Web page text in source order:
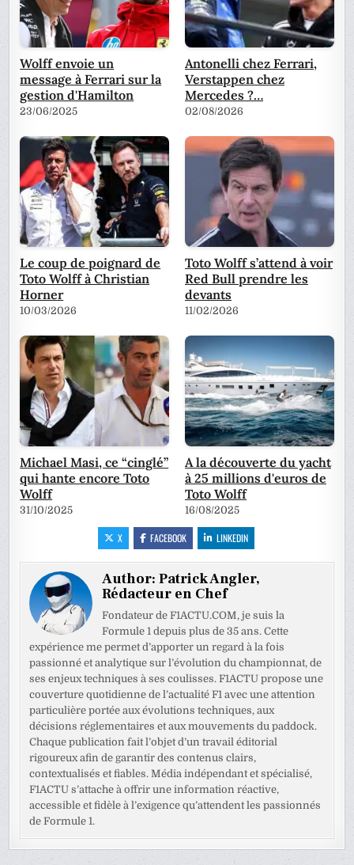
Wolff envoie un
message à Ferrari sur la
gestion d'Hamilton
23/06/2025
Antonelli chez Ferrari,
Verstappen chez
Mercedes ?…
02/08/2026
Le coup de poignard de
Toto Wolff à Christian
Horner
10/03/2026
Toto Wolff s’attend à voir
Red Bull prendre les
devants
11/02/2026
Michael Masi, ce “cinglé”
qui hante encore Toto
Wolff
31/10/2025
A la découverte du yacht
à 25 millions d'euros de
Toto Wolff
16/08/2025
X FACEBOOK LINKEDIN
Author:Patrick Angler,
Rédacteur en Chef
Fondateur de F1ACTU.COM, je suis la
Formule 1 depuis plus de 35 ans. Cette
expérience me permet d’apporter un regard à la fois
passionné et analytique sur l’évolution du championnat, de
ses enjeux techniques à ses coulisses. F1ACTU propose une
couverture quotidienne de l’actualité F1 avec une attention
particulière portée aux évolutions techniques, aux
décisions réglementaires et aux mouvements du paddock.
Chaque publication fait l’objet d’un travail éditorial
rigoureux afin de garantir des contenus clairs,
contextualisés et fiables. Média indépendant et spécialisé,
F1ACTU s’attache à offrir une information réactive,
accessible et fidèle à l’exigence qu’attendent les passionnés
de Formule 1.